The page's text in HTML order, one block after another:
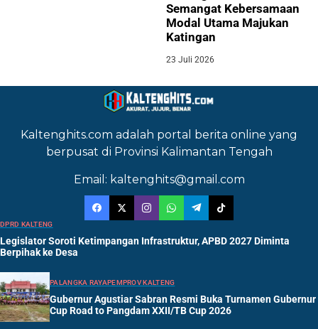
Semangat Kebersamaan
Modal Utama Majukan
Katingan
23 Juli 2026
Kaltenghits.com adalah portal berita online yang
berpusat di Provinsi Kalimantan Tengah
Email: kaltenghits@gmail.com
DPRD KALTENG
Legislator Soroti Ketimpangan Infrastruktur, APBD 2027 Diminta
Berpihak ke Desa
PALANGKA RAYAPEMPROV KALTENG
Gubernur Agustiar Sabran Resmi Buka Turnamen Gubernur
Cup Road to Pangdam XXII/TB Cup 2026